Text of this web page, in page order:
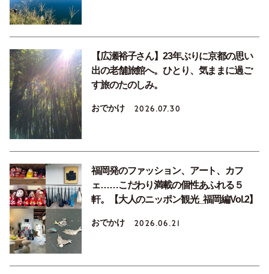
【広瀬裕子さん】23年ぶりに京都の思い
出の老舗旅館へ。ひとり、気ままに過ご
す旅のたのしみ。
おでかけ 2026.07.30
福岡発のファッション、アート、カフ
ェ……こだわり満載の個性あふれる５
軒。【大人のニッポン観光_福岡編Vol.2】
おでかけ 2026.06.21